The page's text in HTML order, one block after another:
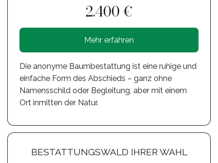
2.400 €
Mehr erfahren
Die anonyme Baumbestattung ist eine ruhige und
einfache Form des Abschieds – ganz ohne
Namensschild oder Begleitung, aber mit einem
Ort inmitten der Natur.
BESTATTUNGSWALD IHRER WAHL